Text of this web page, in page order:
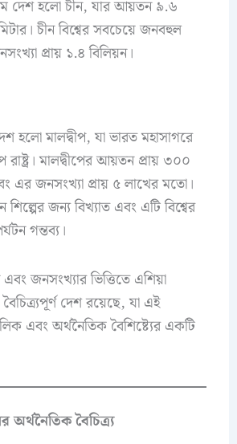
দেশ হলো চীন, যার আয়তন ৯.৬
চীন বিশ্বের সবচেয়ে জনবহুল
প্রায় ১.৪ বিলিয়ন।
হলো মালদ্বীপ, যা ভারত মহাসাগরে
রাষ্ট্র। মালদ্বীপের আয়তন প্রায় ৩০০
এর জনসংখ্যা প্রায় ৫ লাখের মতো।
শিল্পের জন্য বিখ্যাত এবং এটি বিশ্বের
গন্তব্য।
জনসংখ্যার ভিত্তিতে এশিয়া
দেশ রয়েছে, যা এই
এবং অর্থনৈতিক বৈশিষ্ট্যের একটি
বৈচিত্র্য